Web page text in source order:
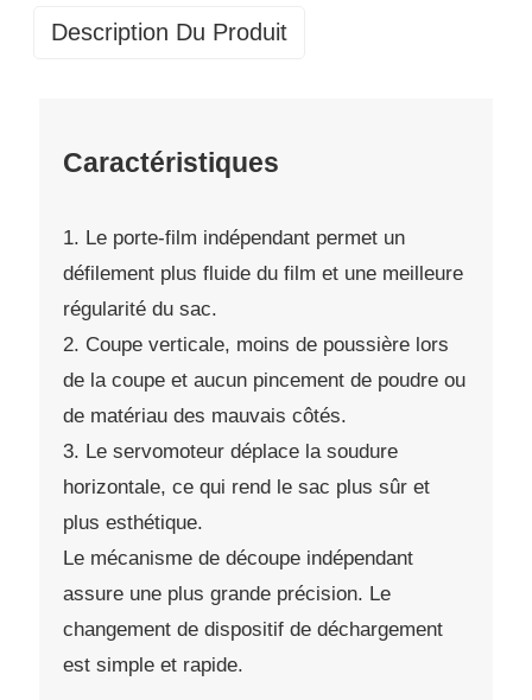
Description Du Produit
Caractéristiques
1. Le porte-film indépendant permet un
défilement plus fluide du film et une meilleure
régularité du sac.
2. Coupe verticale, moins de poussière lors
de la coupe et aucun pincement de poudre ou
de matériau des mauvais côtés.
3. Le servomoteur déplace la soudure
horizontale, ce qui rend le sac plus sûr et
plus esthétique.
Le mécanisme de découpe indépendant
assure une plus grande précision. Le
changement de dispositif de déchargement
est simple et rapide.